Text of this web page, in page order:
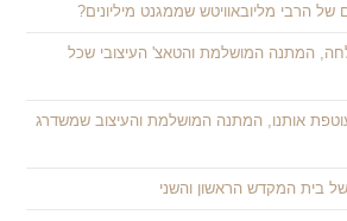
הרבי מליובאוויטש שממגנט מיליונים?
המתנה המושלמת והטאצ' העיצובי שכל
אותנו, המתנה המושלמת והעיצוב שמשדרג
בית המקדש הראשון והשני